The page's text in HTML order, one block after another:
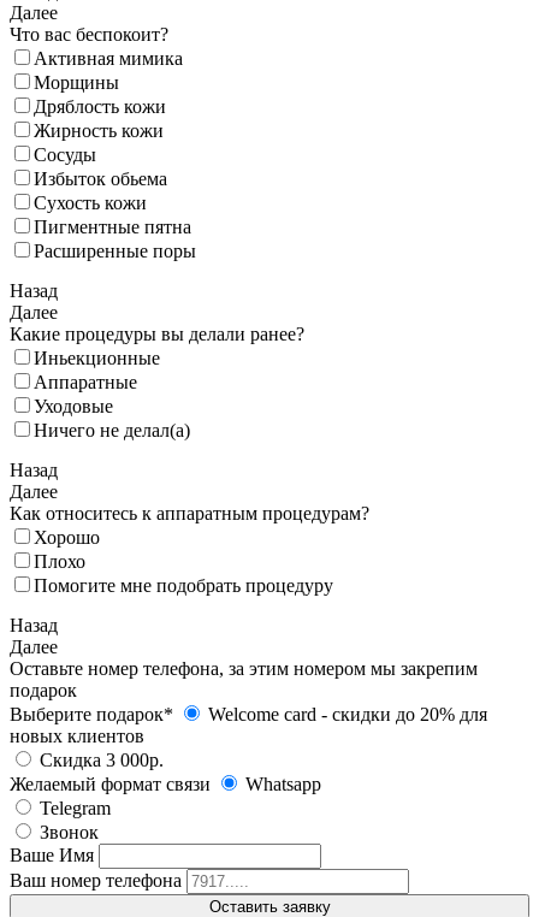
Далее
Что вас беспокоит?
Активная мимика
Морщины
Дряблость кожи
Жирность кожи
Сосуды
Избыток обьема
Сухость кожи
Пигментные пятна
Расширенные поры
Назад
Далее
Какие процедуры вы делали ранее?
Иньекционные
Аппаратные
Уходовые
Ничего не делал(а)
Назад
Далее
Как относитесь к аппаратным процедурам?
Хорошо
Плохо
Помогите мне подобрать процедуру
Назад
Далее
Оставьте номер телефона, за этим номером мы закрепим
подарок
Выберите подарок*
Welcome card - cкидки до 20% для
новых клиентов
Скидка 3 000р.
Желаемый формат связи
Whatsapp
Telegram
Звонок
Ваше Имя
Ваш номер телефона